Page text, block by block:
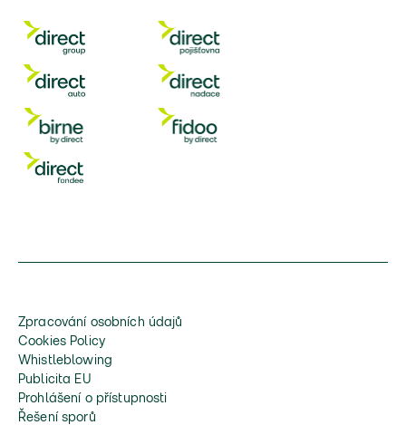
Zpracování osobních údajů
Cookies Policy
Whistleblowing
Publicita EU
Prohlášení o přístupnosti
Řešení sporů